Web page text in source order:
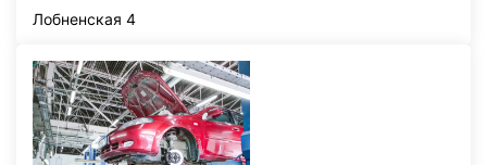
Лобненская 4